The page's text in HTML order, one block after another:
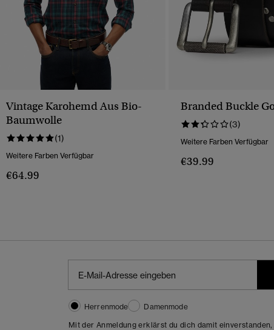
Vintage Karohemd Aus Bio-
Baumwolle
(1)
Weitere Farben Verfügbar
€64.99
Branded Buckle
(3)
Weitere Farben Verfügbar
€39.99
Herrenmode
Damenmode
Mit der Anmeldung erklärst du dich damit